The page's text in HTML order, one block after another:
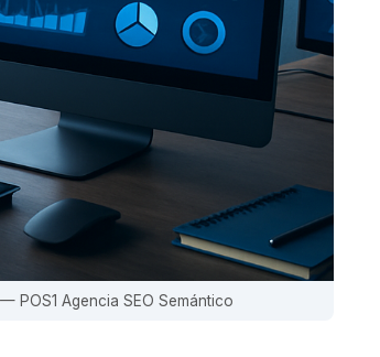
POS1 Agencia SEO Semántico